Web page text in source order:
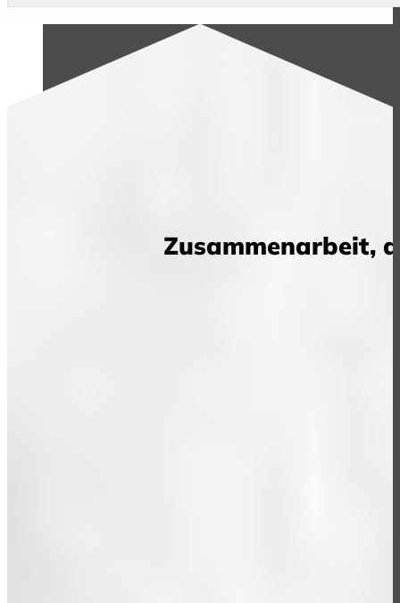
Zusammenarbeit,